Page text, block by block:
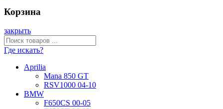
Корзина
закрыть
Где искать?
Aprilia
Mana 850 GT
RSV1000 04-10
BMW
F650CS 00-05